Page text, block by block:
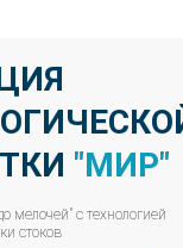
"МИР"
мелочей" с технологией
стоков